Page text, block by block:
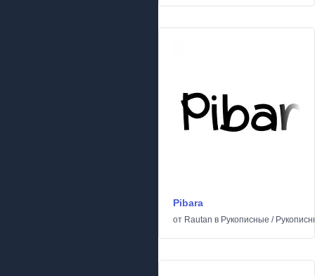
Pibara
от Rautan в Рукописные /